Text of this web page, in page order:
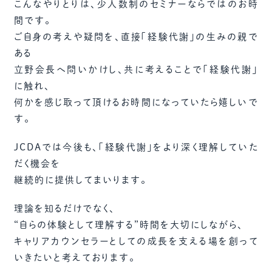
こんなやりとりは、少人数制のセミナーならではのお時
間です。
ご自身の考えや疑問を、直接「経験代謝」の生みの親で
ある
立野会長へ問いかけし、共に考えることで「経験代謝」
に触れ、
何かを感じ取って頂けるお時間になっていたら嬉しいで
す。
JCDAでは今後も、「経験代謝」をより深く理解していた
だく機会を
継続的に提供してまいります。
理論を知るだけでなく、
“自らの体験として理解する”時間を大切にしながら、
キャリアカウンセラーとしての成長を支える場を創って
いきたいと考えております。